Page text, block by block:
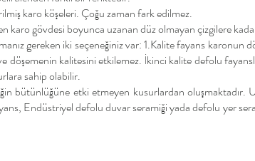
karo köşeleri. Çoğu zaman fark edilmez.
karo gövdesi boyunca uzanan düz olmayan çizgilere
gereken iki seçeneğiniz var: 1.Kalite fayans
kalitesini etkilemez. İkinci kalite defolu
sahip olabilir.
bütünlüğüne etki etmeyen kusurlardan oluşmaktadır.
Endüstriyel defolu duvar seramiği yada defolu yer